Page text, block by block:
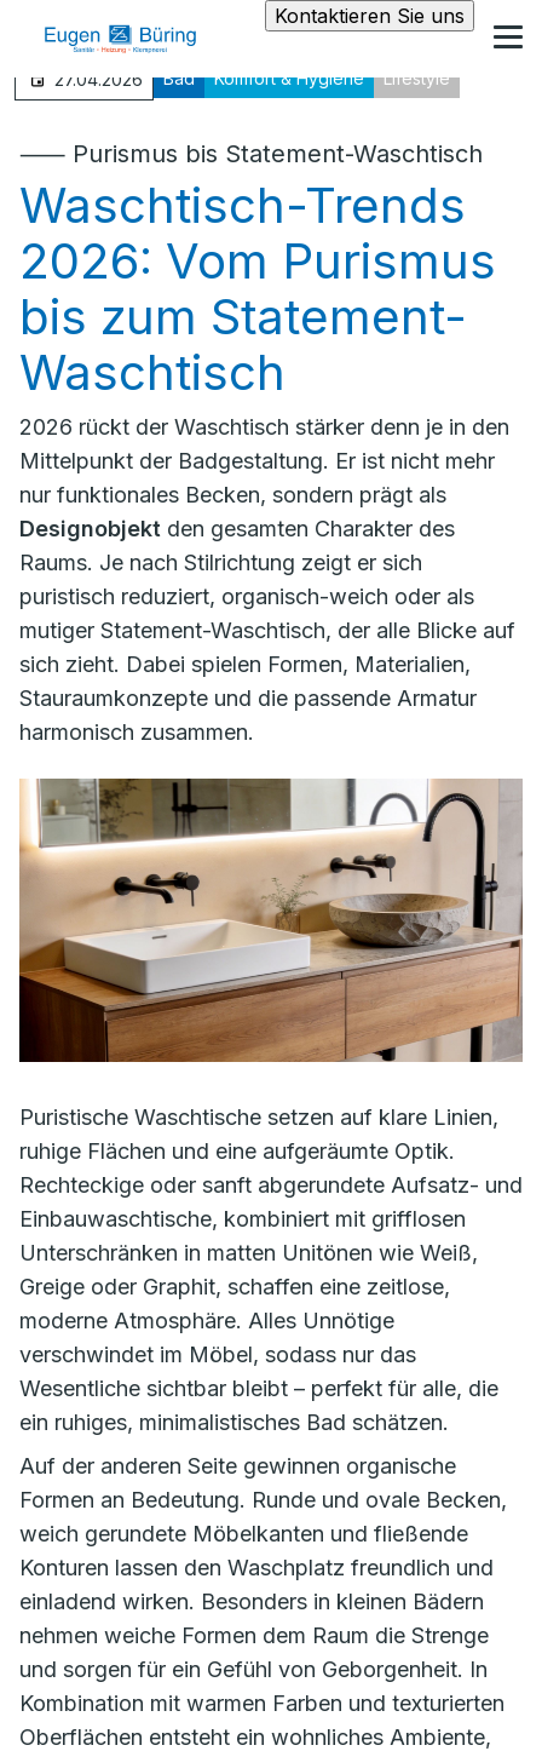
Kontaktieren Sie uns
27.04.2026 Bad Komfort & Hygiene Lifestyle
⸺ Purismus bis Statement-Waschtisch
Waschtisch-Trends
2026: Vom Purismus
bis zum Statement-
Waschtisch
2026 rückt der Waschtisch stärker denn je in den
Mittelpunkt der Badgestaltung. Er ist nicht mehr
nur funktionales Becken, sondern prägt als
Designobjekt den gesamten Charakter des
Raums. Je nach Stilrichtung zeigt er sich
puristisch reduziert, organisch-weich oder als
mutiger Statement-Waschtisch, der alle Blicke auf
sich zieht. Dabei spielen Formen, Materialien,
Stauraumkonzepte und die passende Armatur
harmonisch zusammen.
Puristische Waschtische setzen auf klare Linien,
ruhige Flächen und eine aufgeräumte Optik.
Rechteckige oder sanft abge­rundete Aufsatz- und
Einbauwaschtische, kombiniert mit grifflosen
Unterschränken in matten Uni­tönen wie Weiß,
Greige oder Graphit, schaffen eine zeitlose,
moderne Atmosphäre. Alles Unnötige
verschwindet im Möbel, sodass nur das
Wesentliche sichtbar bleibt – perfekt für alle, die
ein ruhiges, minimalistisches Bad schätzen.
Auf der anderen Seite gewinnen organische
Formen an Bedeutung. Runde und ovale Becken,
weich gerundete Möbelkanten und fließende
Konturen lassen den Waschplatz freundlich und
einladend wirken. Besonders in kleinen Bädern
nehmen weiche Formen dem Raum die Strenge
und sorgen für ein Gefühl von Geborgenheit. In
Kombination mit warmen Farben und texturierten
Oberflächen entsteht ein wohnliches Ambiente,